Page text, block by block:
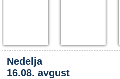
Nedelja
16.08. avgust